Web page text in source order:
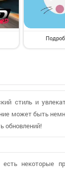
стиль и
может быть
обновлений!
есть некоторые